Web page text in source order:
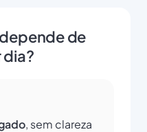
de
dia?
, sem clareza